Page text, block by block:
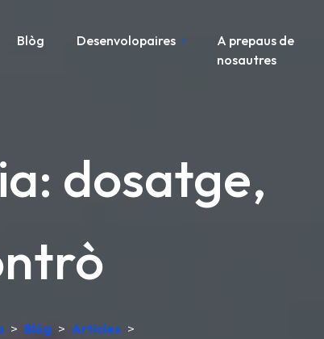
Blòg Desenvolopaires
A prepaus de
nosautres
dosatge,
> Blòg > Articles >